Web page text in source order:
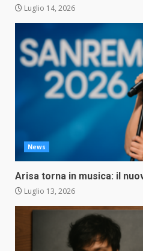
Luglio 14, 2026
News
Arisa torna in musica: il
Luglio 13, 2026